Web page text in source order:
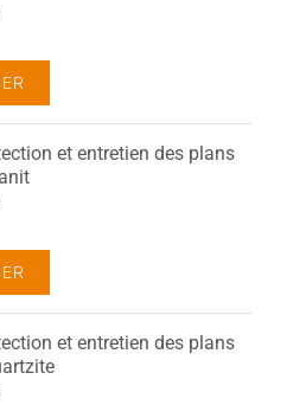
et entretien des plans
et entretien des plans